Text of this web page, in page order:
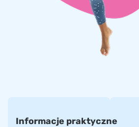
Przez lata firma JB Dmuchańce stała
pontonów. JB Dmuchańce
różne nadmuchiwane przedmioty, takie
zjeżdżalnie w wielu kształtach i
pontony, tory przeszkód, gry
Informacje praktyczne